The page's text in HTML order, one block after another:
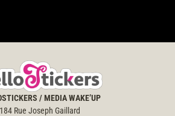
/ MEDIA WAKE’UP
184 Rue Joseph Gaillard